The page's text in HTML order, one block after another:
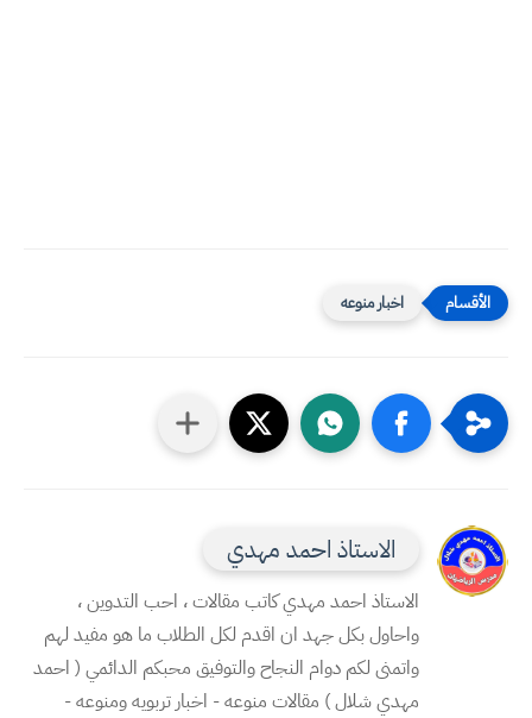
اخبار منوعه
الاستاذ احمد مهدي
الاستاذ احمد مهدي كاتب مقالات ، احب التدوين ،
واحاول بكل جهد ان اقدم لكل الطلاب ما هو مفيد لهم
واتمنى لكم دوام النجاح والتوفيق محبكم الدائمي ( احمد
مهدي شلال ) مقالات منوعه - اخبار تربويه ومنوعه -